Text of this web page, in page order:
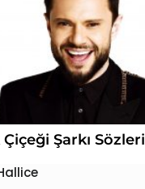
Şarkı Sözleri